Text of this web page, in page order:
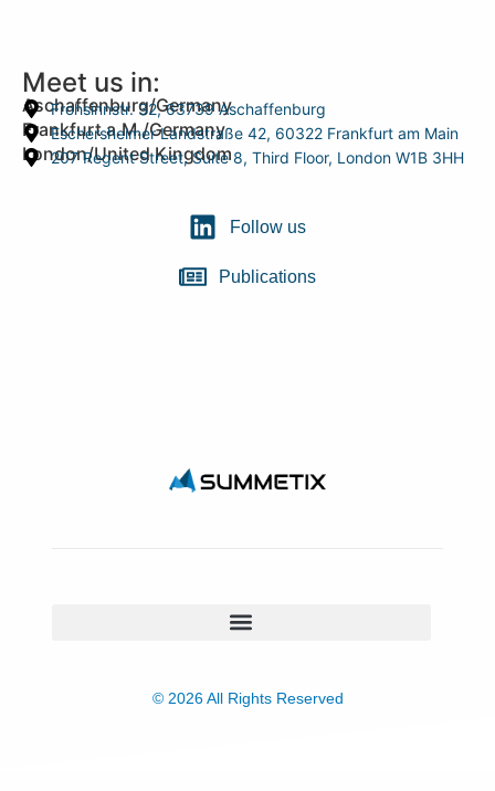
Meet us in:
Aschaffenburg/Germany
Frohsinnstr. 32, 63739 Aschaffenburg
Frankfurt a.M./Germany
Eschersheimer Landstraße 42, 60322 Frankfurt am Main
London/United Kingdom
207 Regent Street, Suite 8, Third Floor, London W1B 3HH
Follow us
Publications
© 2026 All Rights Reserved